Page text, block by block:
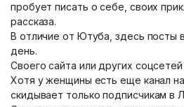
пробует писать о себе, своих
рассказа.
В отличие от Ютуба, здесь посты
день.
Своего сайта или других
Хотя у женщины есть еще канал
скидывает только подписчикам в